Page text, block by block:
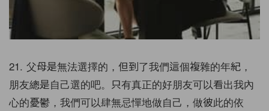
21. 父母是無法選擇的，但到了我們這個複雜的年紀，
朋友總是自己選的吧。只有真正的好朋友可以看出我內
心的憂鬱，我們可以肆無忌憚地做自己，做彼此的依